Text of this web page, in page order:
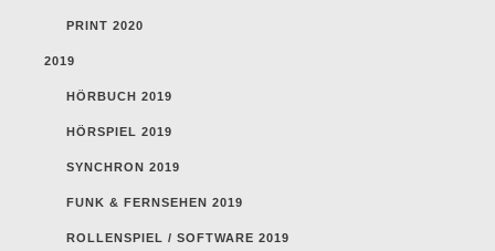
PRINT 2020
2019
HÖRBUCH 2019
HÖRSPIEL 2019
SYNCHRON 2019
FUNK & FERNSEHEN 2019
ROLLENSPIEL / SOFTWARE 2019